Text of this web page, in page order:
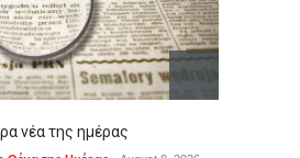
νέα της ημέρας